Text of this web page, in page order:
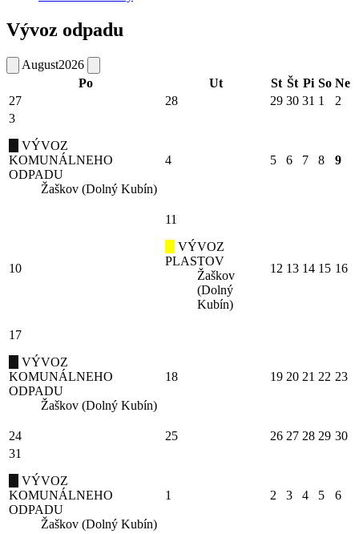
Vývoz odpadu
August2026
Po
Ut St Št Pi So Ne
27
28 29 30 31 1
2
3
VÝVOZ
KOMUNÁLNEHO
ODPADU
Žaškov (Dolný Kubín)
4 5 6 7 8 9
10
11
VÝVOZ
PLASTOV
Žaškov
(Dolný
Kubín)
12 13 14 15 16
17
VÝVOZ
KOMUNÁLNEHO
ODPADU
Žaškov (Dolný Kubín)
18 19 20 21 22 23
24 25 26 27 28 29 30
31
VÝVOZ
KOMUNÁLNEHO
ODPADU
Žaškov (Dolný Kubín)
1 2 3 4 5 6